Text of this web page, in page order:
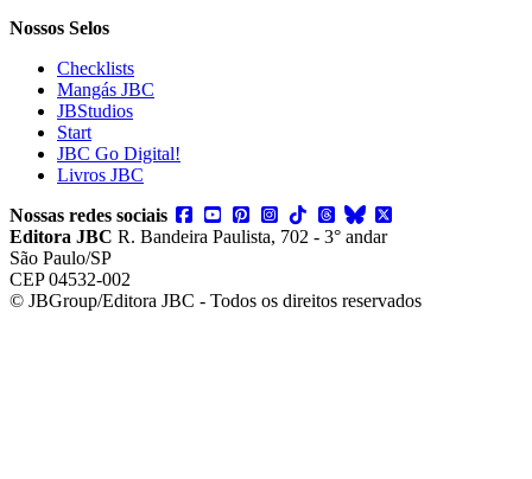
Nossos Selos
Checklists
Mangás JBC
JBStudios
Start
JBC Go Digital!
Livros JBC
Nossas redes sociais
Editora JBC R. Bandeira Paulista, 702 - 3° andar
São Paulo/SP
CEP 04532-002
© JBGroup/Editora JBC - Todos os direitos reservados